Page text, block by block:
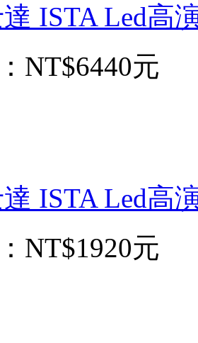
ISTA Led高
NT$6440元
ISTA Led高
NT$1920元